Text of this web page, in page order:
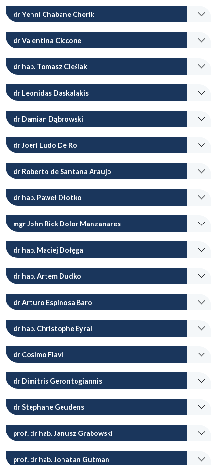
dr Yenni Chabane Cherik
dr Valentina Ciccone
dr hab. Tomasz Cieślak
dr Leonidas Daskalakis
dr Damian Dąbrowski
dr Joeri Ludo De Ro
dr Roberto de Santana Araujo
dr hab. Paweł Dłotko
mgr John Rick Dolor Manzanares
dr hab. Maciej Dołęga
dr hab. Artem Dudko
dr Arturo Espinosa Baro
dr hab. Christophe Eyral
dr Cosimo Flavi
dr Dimitris Gerontogiannis
dr Stephane Geudens
prof. dr hab. Janusz Grabowski
prof. dr hab. Jonatan Gutman